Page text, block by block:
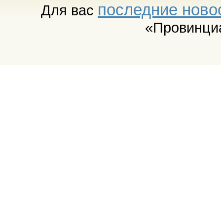
Для вас последние